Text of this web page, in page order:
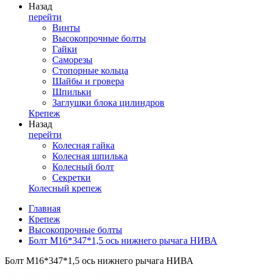
Назад
перейти
Винты
Высокопрочные болты
Гайки
Саморезы
Стопорные кольца
Шайбы и гровера
Шпильки
Заглушки блока цилиндров
Крепеж
Назад
перейти
Колесная гайка
Колесная шпилька
Колесный болт
Секретки
Колесный крепеж
Главная
Крепеж
Высокопрочные болты
Болт М16*347*1,5 ось нижнего рычага НИВА
Болт М16*347*1,5 ось нижнего рычага НИВА